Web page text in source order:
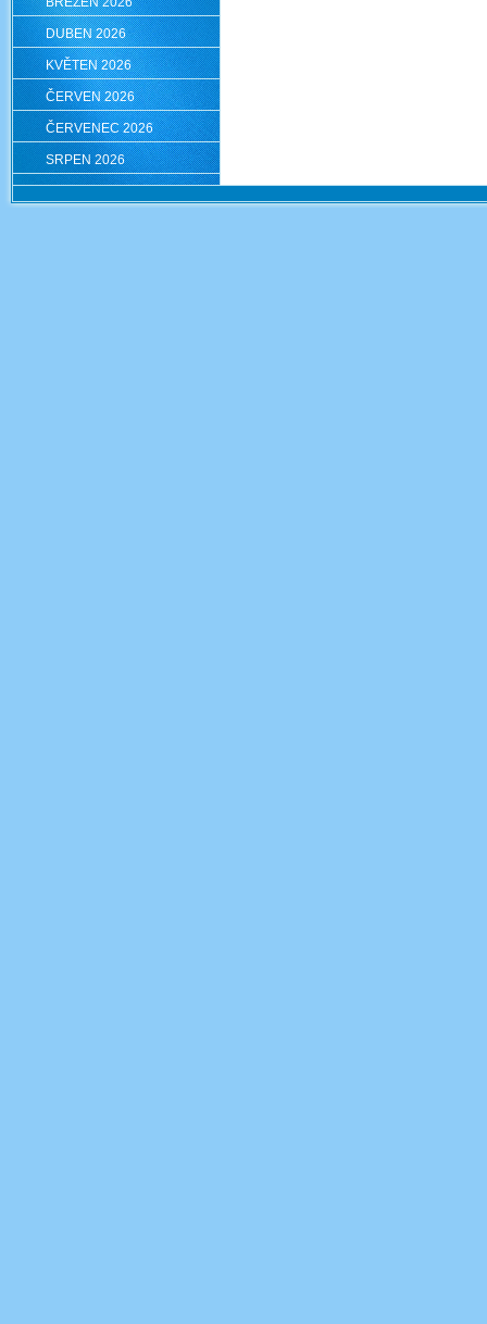
DUBEN 2026
KVĚTEN 2026
ČERVEN 2026
ČERVENEC 2026
SRPEN 2026